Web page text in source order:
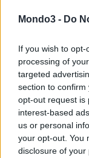
Mondo3 - Do
If you wish to
processing of
targeted
section to
opt-out request is
interest-based
us or personal
your opt-out. You
disclosure of